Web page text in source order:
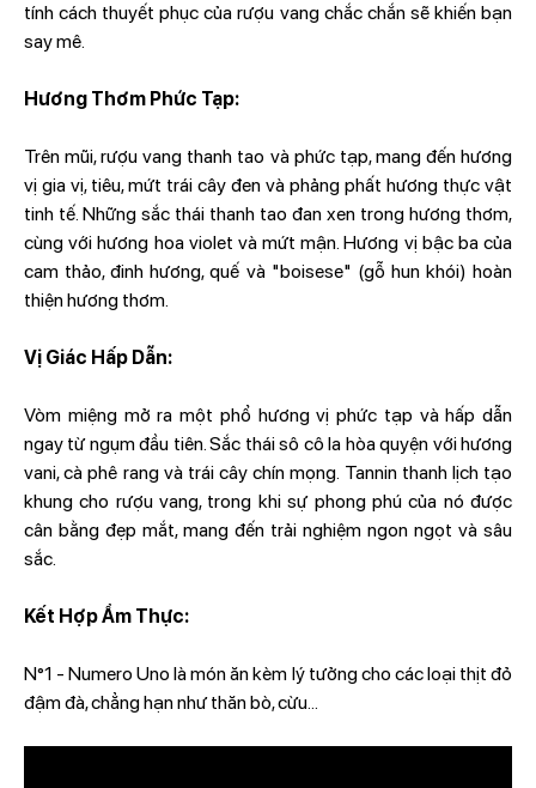
tính cách thuyết phục của rượu vang chắc chắn sẽ khiến bạn
say mê.
Hương Thơm Phức Tạp:
Trên mũi, rượu vang thanh tao và phức tạp, mang đến hương
vị gia vị, tiêu, mứt trái cây đen và phảng phất hương thực vật
tinh tế. Những sắc thái thanh tao đan xen trong hương thơm,
cùng với hương hoa violet và mứt mận. Hương vị bậc ba của
cam thảo, đinh hương, quế và "boisese" (gỗ hun khói) hoàn
thiện hương thơm.
Vị Giác Hấp Dẫn:
Vòm miệng mở ra một phổ hương vị phức tạp và hấp dẫn
ngay từ ngụm đầu tiên. Sắc thái sô cô la hòa quyện với hương
vani, cà phê rang và trái cây chín mọng. Tannin thanh lịch tạo
khung cho rượu vang, trong khi sự phong phú của nó được
cân bằng đẹp mắt, mang đến trải nghiệm ngon ngọt và sâu
sắc.
Kết Hợp Ẩm Thực:
N°1 - Numero Uno là món ăn kèm lý tưởng cho các loại thịt đỏ
đậm đà, chẳng hạn như thăn bò, cừu...